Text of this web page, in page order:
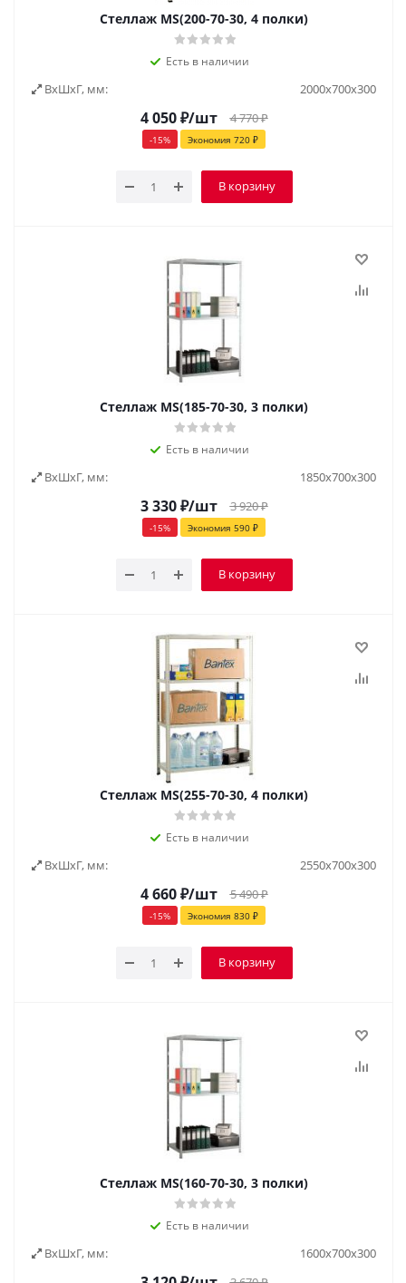
Стеллаж MS(200-70-30, 4 полки)
Есть в наличии
ВxШxГ, мм: 2000х700х300
4 050₽/шт 4 770₽
-15% Экономия 720 ₽
В корзину
Стеллаж MS(185-70-30, 3 полки)
Есть в наличии
ВxШxГ, мм: 1850х700х300
3 330₽/шт 3 920₽
-15% Экономия 590 ₽
В корзину
Стеллаж MS(255-70-30, 4 полки)
Есть в наличии
ВxШxГ, мм: 2550х700х300
4 660₽/шт 5 490₽
-15% Экономия 830 ₽
В корзину
Стеллаж MS(160-70-30, 3 полки)
Есть в наличии
ВxШxГ, мм: 1600х700х300